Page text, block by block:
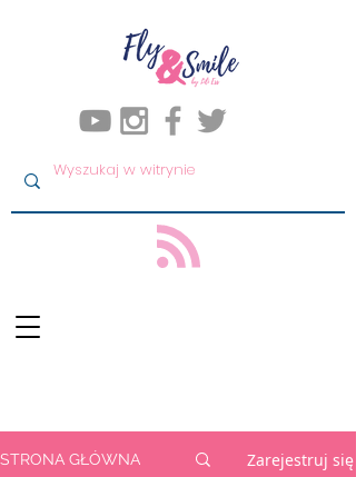
STRONA GŁÓWNA Zarejestruj się